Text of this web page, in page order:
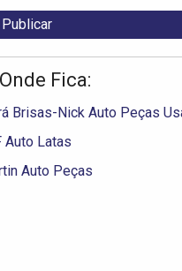
Fica:
Brisas-Nick Auto Peças
Auto Latas
Auto Peças